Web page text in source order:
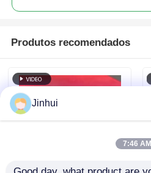
Produtos recomendados
Jinhui
7:46 AM